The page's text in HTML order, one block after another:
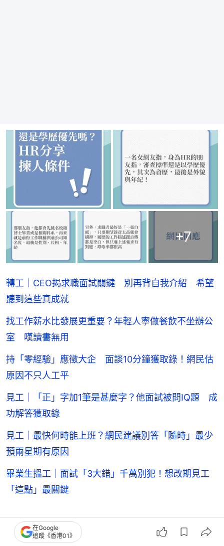
+7
轉工｜CEO揭求職面試關鍵 別再背自我介紹 希望
聽到這些真成就
找工作薪水比發展更重要？年輕人寧做餐飲不坐辦公
室 嘆讀書無用
持「零經驗」應徵大企 面談10分鐘獲取錄！網民估
原因不只人工平
見工｜「正」字加1筆是甚麼字？他面試被問IQ題 成
功解答獲取錄
見工｜最快何時能上班？網民建議別答「隨時」最少
預兩星期有原因
畢業生搵工｜面試「3大錯」千萬別犯！想改期見工
「這點」最關鍵
【本文經《風傳媒》
文能力強，為何還是找不到工作？他失業4年才發
在Google
追蹤《香港01》